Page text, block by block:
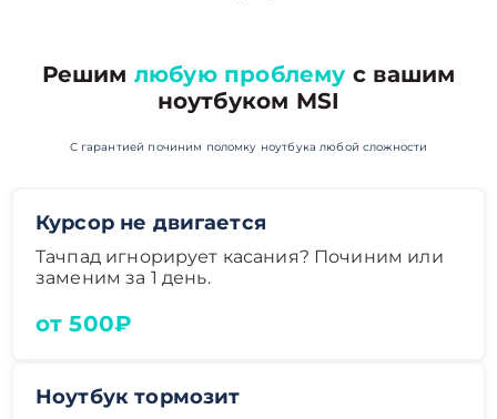
Решим любую проблему с вашим
ноутбуком MSI
С гарантией починим поломку ноутбука любой сложности
Курсор не двигается
Тачпад игнорирует касания? Починим или
заменим за 1 день.
от 500₽
Ноутбук тормозит